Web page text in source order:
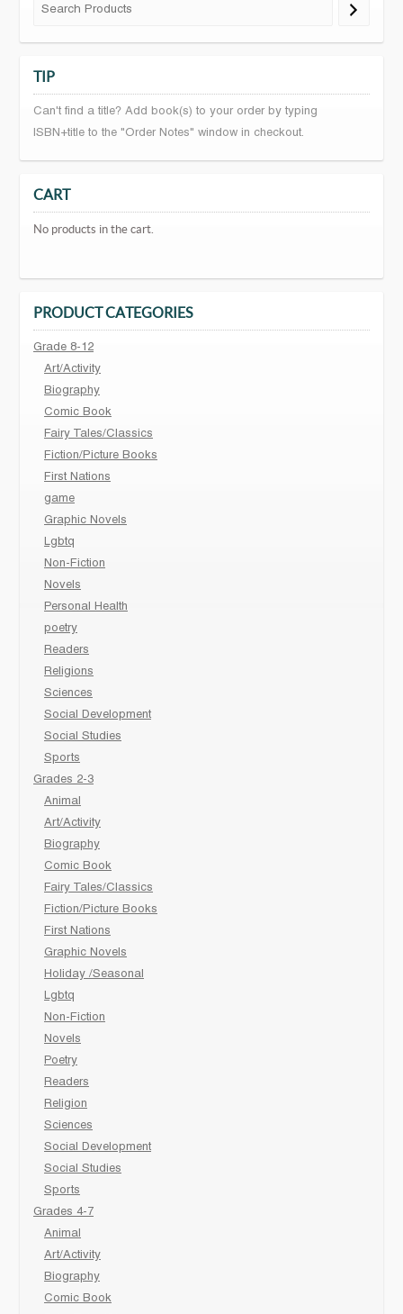
TIP
Can't find a title? Add book(s) to your order by typing
ISBN+title to the "Order Notes" window in checkout.
CART
No products in the cart.
PRODUCT CATEGORIES
Grade 8-12
Art/Activity
Biography
Comic Book
Fairy Tales/Classics
Fiction/Picture Books
First Nations
game
Graphic Novels
Lgbtq
Non-Fiction
Novels
Personal Health
poetry
Readers
Religions
Sciences
Social Development
Social Studies
Sports
Grades 2-3
Animal
Art/Activity
Biography
Comic Book
Fairy Tales/Classics
Fiction/Picture Books
First Nations
Graphic Novels
Holiday /Seasonal
Lgbtq
Non-Fiction
Novels
Poetry
Readers
Religion
Sciences
Social Development
Social Studies
Sports
Grades 4-7
Animal
Art/Activity
Biography
Comic Book